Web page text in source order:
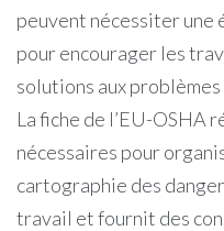
peuvent nécessiter une
pour encourager les
solutions aux problèmes
La fiche de l’EU-OSHA
nécessaires pour
cartographie des
travail et fournit des